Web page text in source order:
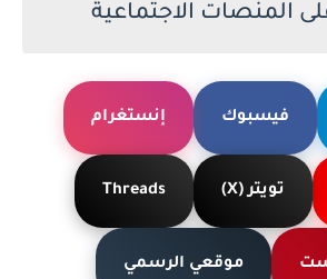
المنصات الاجتماعية
فيسبوك إنستغرام
تويتر (X) Threads
موقعي الرسمي